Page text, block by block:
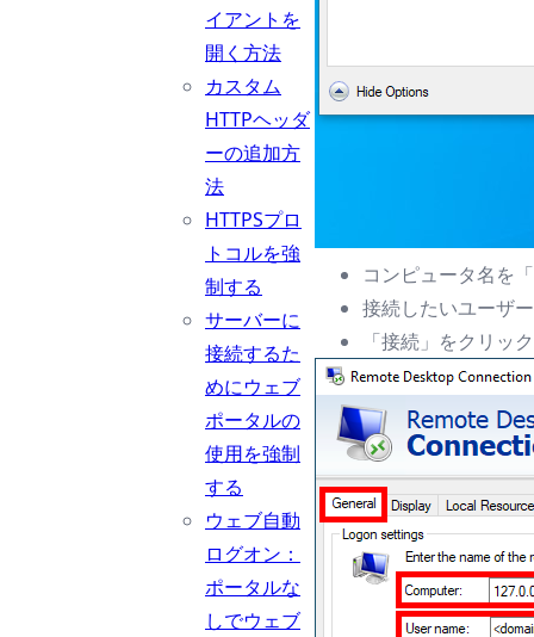
イアントを
開く方法
カスタム
HTTPヘッダ
ーの追加方
法
HTTPSプロ
トコルを強
制する
サーバーに
接続するた
めにウェブ
ポータルの
使用を強制
する
ウェブ自動
ログオン：
ポータルな
しでウェブ
コンピュータ名を
接続したいユーザ
「接続」をクリッ